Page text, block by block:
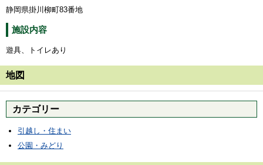
静岡県掛川柳町83番地
施設内容
遊具、トイレあり
地図
カテゴリー
引越し・住まい
公園・みどり